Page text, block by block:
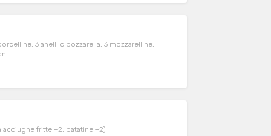
3 anelli cipozzarella, 3 mozzarelline,
fritte +2, patatine +2)